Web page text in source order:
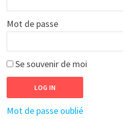
Mot de passe
Se souvenir de moi
Mot de passe oublié